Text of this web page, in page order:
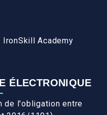
Academy
ÉLECTRONIQUE
de l'obligation entre